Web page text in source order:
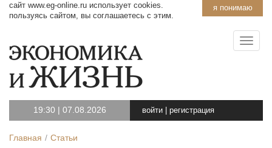
я понимаю
сайт www.eg-online.ru использует cookies.
пользуясь сайтом, вы соглашаетесь с этим.
19:30 | 07.08.2026 войти регистрация
Главная Статьи